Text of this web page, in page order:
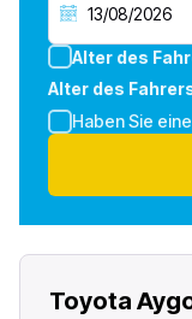
Alter des
Alter des
Haben Sie
Toyota